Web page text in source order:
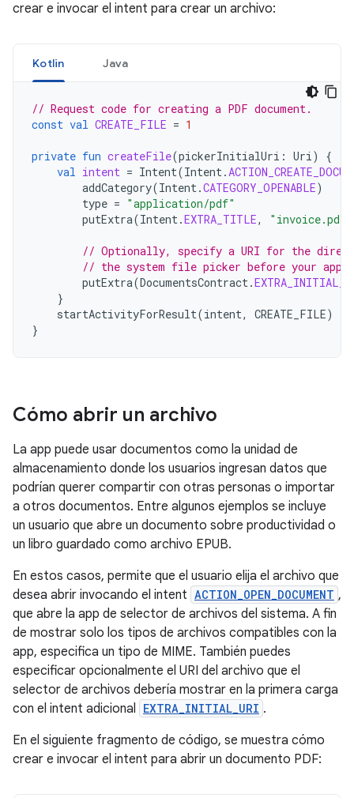
crear e invocar el intent para crear un archivo:
Kotlin Java
// Request code for creating a PDF document.
const val CREATE_FILE = 1
private fun createFile(pickerInitialUri : Uri)
{
val intent = Intent(Intent.
addCategory(Intent.CATEGORY_OPENABLE)
type = "application/pdf"
putExtra(Intent.EXTRA_TITLE, "invoice.pdf"
// Optionally, specify a URI for the
// the system file picker before your app
putExtra(DocumentsContract.
}
startActivityForResult(intent, CREATE_FILE)
}
Cómo abrir un archivo
La app puede usar documentos como la unidad de
almacenamiento donde los usuarios ingresan datos que
podrían querer compartir con otras personas o importar
a otros documentos. Entre algunos ejemplos se incluye
un usuario que abre un documento sobre productividad o
un libro guardado como archivo EPUB.
En estos casos, permite que el usuario elija el archivo que
desea abrir invocando el intent ACTION_OPEN_DOCUMENT ,
que abre la app de selector de archivos del sistema. A fin
de mostrar solo los tipos de archivos compatibles con la
app, especifica un tipo de MIME. También puedes
especificar opcionalmente el URI del archivo que el
selector de archivos debería mostrar en la primera carga
con el intent adicional EXTRA_INITIAL_URI .
En el siguiente fragmento de código, se muestra cómo
crear e invocar el intent para abrir un documento PDF: